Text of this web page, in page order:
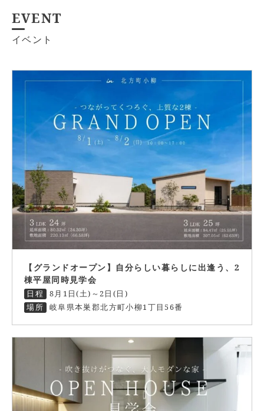
EVENT
イベント
【グランドオープン】自分らしい暮らしに出逢う、2
棟平屋同時見学会
日程
8月1日(土)～2日(日)
場所
岐阜県本巣郡北方町小柳1丁目56番